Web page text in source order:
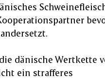
dänische Wertkette
ein strafferes